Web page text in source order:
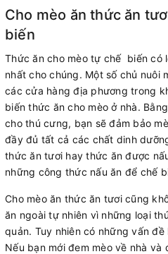
Cho mèo ăn thức ăn
biến
Thức ăn cho mèo tự chế biến có
nhất cho chúng. Một số chủ nuôi
các cửa hàng địa phương trong
biến thức ăn cho mèo ở nhà.
cho thú cưng, bạn sẽ đảm bảo
đầy đủ tất cả các chất dinh
thức ăn tươi hay thức ăn được
những công thức nấu ăn để chế
Cho mèo ăn thức ăn tươi cũng
ăn ngoài tự nhiên vì những loại
quản. Tuy nhiên có những vấn
Nếu bạn mới đem mèo về nhà và